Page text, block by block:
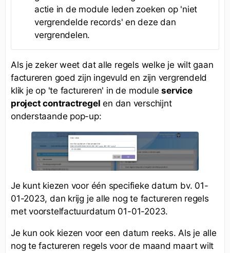
actie in de module leden zoeken op 'niet
vergrendelde records' en deze dan
vergrendelen.
Als je zeker weet dat alle regels welke je wilt gaan
factureren goed zijn ingevuld en zijn vergrendeld
klik je op 'te factureren' in de moduleservice
project contractregel en dan verschijnt
onderstaande pop-up:
Je kunt kiezen voor één specifieke datum bv. 01-
01-2023, dan krijg je alle nog te factureren regels
met voorstelfactuurdatum 01-01-2023.
Je kun ook kiezen voor een datum reeks. Als je alle
nog te factureren regels voor de maand maart wilt